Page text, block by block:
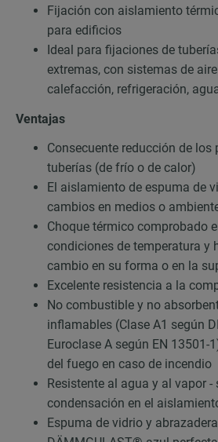
Fijación con aislamiento
para edificios
Ideal para fijaciones de
extremas, con sistemas de
calefacción, refrigeración,
Ventajas
Consecuente reducción de los
tuberías (de frío o de calor)
El aislamiento de espuma de
cambios en medios o
Choque térmico comprobado
condiciones de temperatura y
cambio en su forma o en la
Excelente resistencia a la
No combustible y no
inflamables (Clase A1 según
Euroclase A según EN 13501-
del fuego en caso de incendio
Resistente al agua y al vapor
condensación en el
Espuma de vidrio y